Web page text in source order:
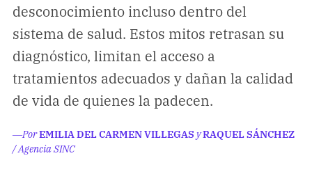
COBERTURAS
Comprueba
Climatopedia
Medio ambiente
Género
desconocimiento incluso dentro del
sistema de salud. Estos mitos retrasan su
diagnóstico, limitan el acceso a
tratamientos adecuados y dañan la calidad
de vida de quienes la padecen.
―PorEMILIA DEL CARMEN VILLEGAS yRAQUEL SÁNCHEZ
/ Agencia SINC